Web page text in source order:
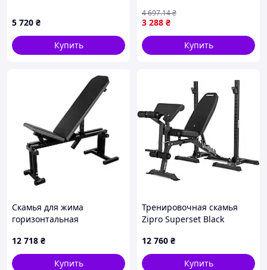
5 720 ₴
Купить
3 288 ₴
4 697.14₴
Купить
Скамья для жима
горизонтальная
черная
12 718 ₴
Купить
Тренировочная скамья
Zipro Superset Black
12 760 ₴
Купить